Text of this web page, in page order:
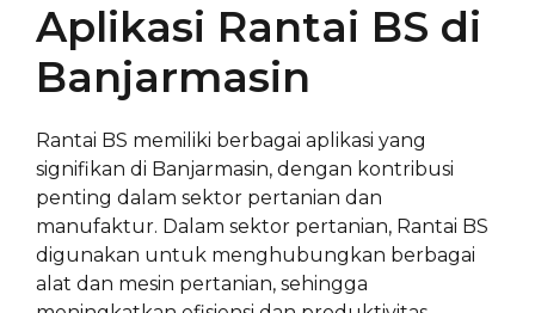
Aplikasi Rantai BS di
Banjarmasin
Rantai BS memiliki berbagai aplikasi yang
signifikan di Banjarmasin, dengan kontribusi
penting dalam sektor pertanian dan
manufaktur. Dalam sektor pertanian, Rantai BS
digunakan untuk menghubungkan berbagai
alat dan mesin pertanian, sehingga